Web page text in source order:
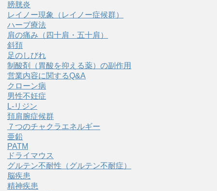
膀胱炎
レイノー現象（レイノー症候群）
ハーブ療法
肩の痛み（四十肩・五十肩）
斜頚
足のしびれ
制酸剤（胃酸を抑える薬）の副作用
営業内容に関するQ&A
クローン病
男性不妊症
L-リジン
頚肩腕症候群
７つのチャクラエネルギー
亜鉛
PATM
ドライマウス
グルテン不耐性（グルテン不耐症）
脳疾患
精神疾患